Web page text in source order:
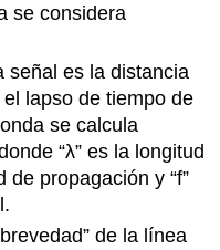
se considera
señal es la distancia
lapso de tiempo de
se calcula
“λ” es la longitud
de propagación y “f”
de la línea